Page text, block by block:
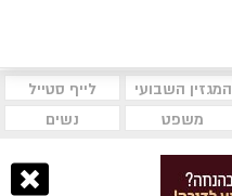
המגזין השבועי
לייף סטייל
משפט נשים